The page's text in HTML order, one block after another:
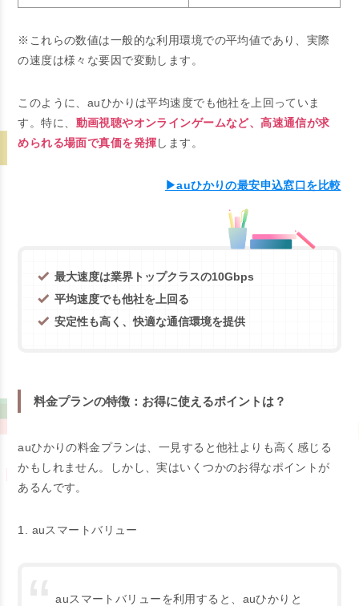
※これらの数値は一般的な利用環境での平均値であり、実際
の速度は様々な要因で変動します。
このように、auひかりは平均速度でも他社を上回っていま
す。特に、 動画視聴やオンラインゲームなど、高速通信が求
められる場面で真価を発揮します。
▶auひかりの最安申込窓口を比較
最大速度は業界トップクラスの10Gbps
平均速度でも他社を上回る
安定性も高く、快適な通信環境を提供
料金プランの特徴：お得に使えるポイントは？
auひかりの料金プランは、一見すると他社よりも高く感じる
かもしれません。しかし、実はいくつかのお得なポイントが
あるんです。
1. auスマートバリュー
auスマートバリューを利用すると、auひかりと